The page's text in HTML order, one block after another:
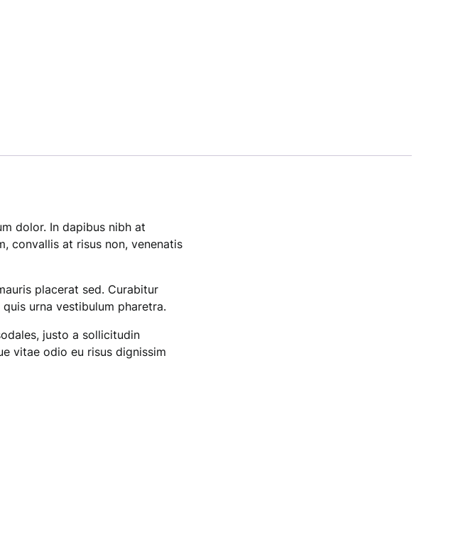
dolor. In dapibus nibh at
convallis at risus non, venenatis
placerat sed. Curabitur
urna vestibulum pharetra.
justo a sollicitudin
vitae odio eu risus dignissim